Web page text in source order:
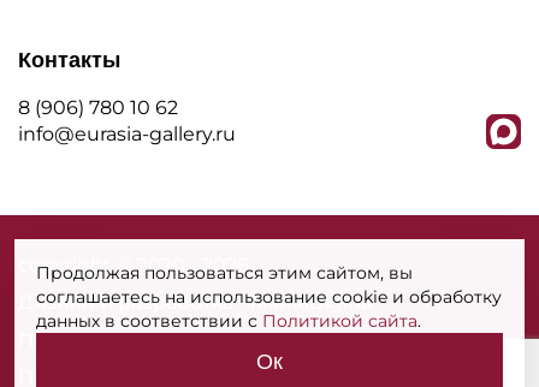
Контакты
8 (906) 780 10 62
info@eurasia-gallery.ru
сopyright © 2020 - 2026
Дизайн и разработка - MarkaDigital
Политика конфиденциальности
Продолжая пользоваться этим сайтом, вы
соглашаетесь на использование cookie и обработку
данных в соответствии с Политикой сайта.
Ок